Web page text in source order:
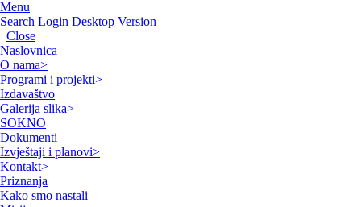
Menu
Search Login Desktop Version
Close
Naslovnica
O nama>
Programi i projekti>
Izdavaštvo
Galerija slika>
SOKNO
Dokumenti
Izvještaji i planovi>
Kontakt>
Priznanja
Kako smo nastali